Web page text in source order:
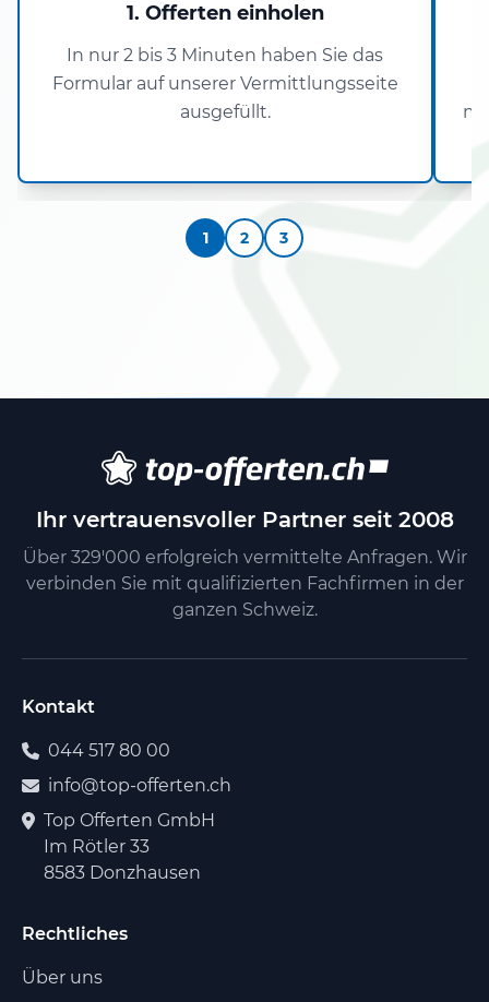
1. Offerten einholen
In nur 2 bis 3 Minuten haben Sie das
Formular auf unserer Vermittlungsseite
ausgefüllt.
1 2 3
Ihr vertrauensvoller Partner seit 2008
Über 329'000 erfolgreich vermittelte Anfragen. Wir
verbinden Sie mit qualifizierten Fachfirmen in der
ganzen Schweiz.
Kontakt
044 517 80 00
info@top-offerten.ch
Top Offerten GmbH
Im Rötler 33
8583 Donzhausen
Rechtliches
Über uns